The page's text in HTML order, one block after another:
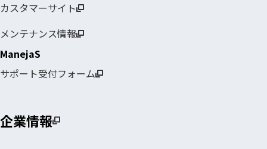
カスタマーサイト
メンテナンス情報
ManejaS
サポート受付フォーム
企業情報